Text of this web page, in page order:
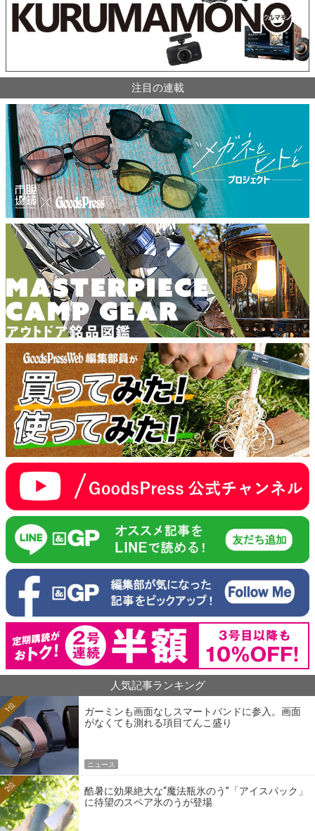
注目の連載
人気記事ランキング
ガーミンも画面なしスマートバンドに参入。画面
がなくても測れる項目てんこ盛り
1位
ニュース
酷暑に効果絶大な“魔法瓶氷のう”「アイスパック」
に待望のスペア氷のうが登場
2位